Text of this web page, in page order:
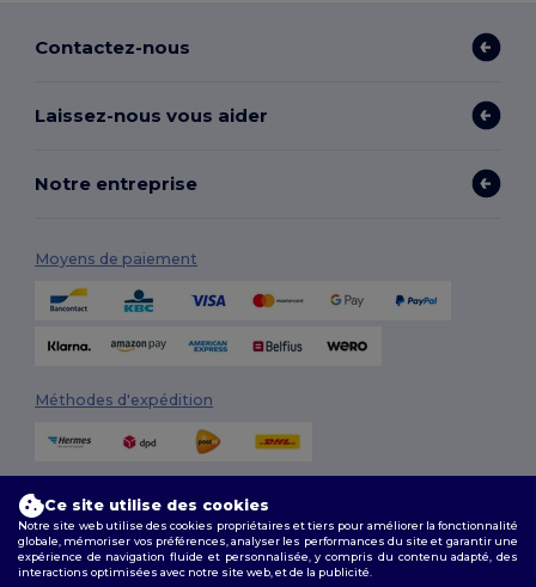
Contactez-nous
Laissez-nous vous aider
Notre entreprise
Moyens de paiement
Méthodes d'expédition
Suivez-nous
Ce site utilise des cookies
Notre site web utilise des cookies propriétaires et tiers pour améliorer la fonctionnalité
globale, mémoriser vos préférences, analyser les performances du site et garantir une
expérience de navigation fluide et personnalisée, y compris du contenu adapté, des
interactions optimisées avec notre site web, et de la publicité.